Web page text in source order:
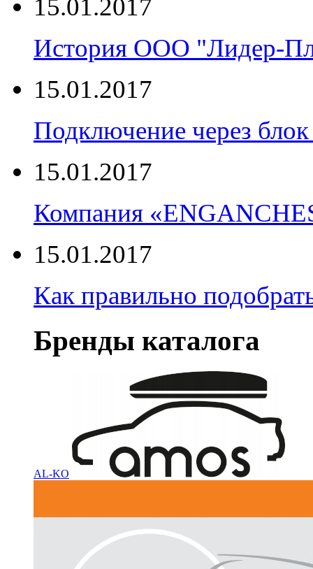
15.01.2017
История ООО "Лидер-
15.01.2017
Подключение через
15.01.2017
Компания
15.01.2017
Как правильно
Бренды каталога
AL-KO